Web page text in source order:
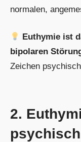
normalen,
Euthymie ist
bipolaren
Zeichen
2.